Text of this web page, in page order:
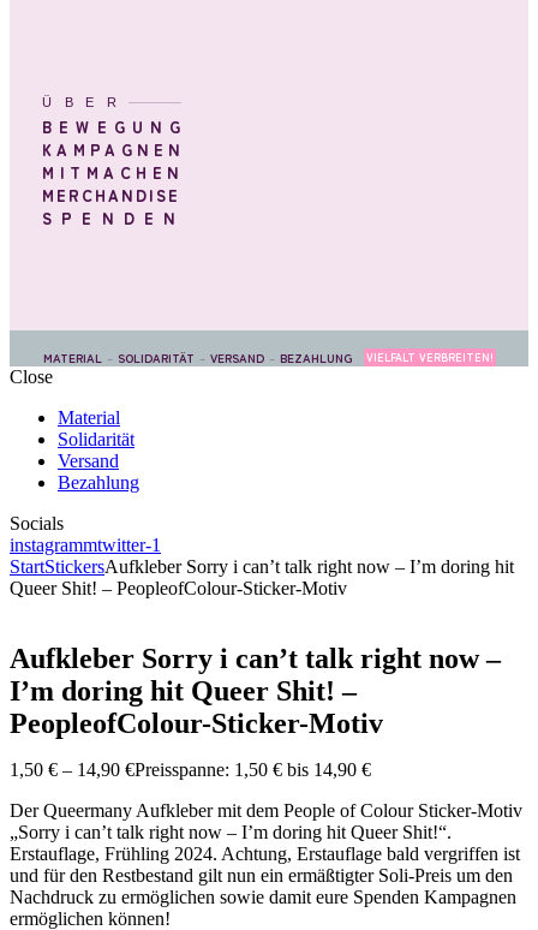
ÜBER
BEWEGUNG
KAMPAGNEN
MITMACHEN
MERCHANDISE
SPENDEN
MATERIAL – SOLIDARITÄT – VERSAND – BEZAHLUNG VIELFALT VERBREITEN!
Close
Material
Solidarität
Versand
Bezahlung
Socials
instagrammtwitter-1
StartStickersAufkleber Sorry i can’t talk right now – I’m doring hit
Queer Shit! – PeopleofColour-Sticker-Motiv
Aufkleber Sorry i can’t talk right now –
I’m doring hit Queer Shit! –
PeopleofColour-Sticker-Motiv
1 ,50 € – 14,90 €Preisspanne: 1 ,50 € bis 14,90 €
Der Queermany Aufkleber mit dem People of Colour Sticker-Motiv
„Sorry i can’t talk right now – I’m doring hit Queer Shit!“.
Erstauflage, Frühling 2024. Achtung, Erstauflage bald vergriffen ist
und für den Restbestand gilt nun ein ermäßtigter Soli-Preis um den
Nachdruck zu ermöglichen sowie damit eure Spenden Kampagnen
ermöglichen können!